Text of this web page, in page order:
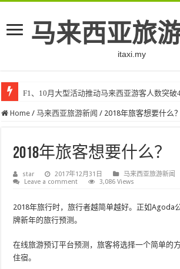
马来西亚旅
itaxi.my
F1、10月大型活动推动马来西亚游客人数突破
Home / 马来西亚旅游新闻 / 2018年旅客想要什么？
2018年旅客想要什么？
star 2017年12月31日
马来西亚旅游新闻
Leave a comment
3,086 Views
2018年旅行时，旅行者越简单越好。正如Agoda
牌新年的旅行预测。
在线旅游预订平台预测，旅客将选择一个简单的
住宿。